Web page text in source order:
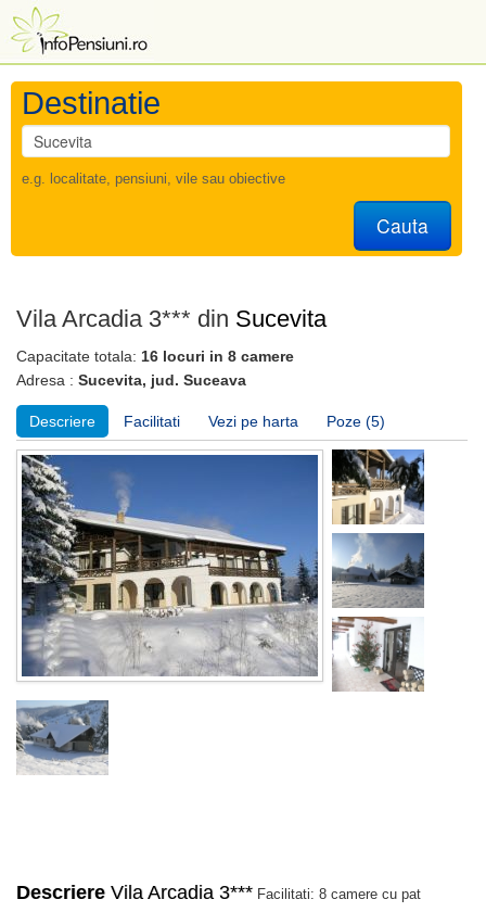
Destinatie
e.g. localitate, pensiuni, vile sau obiective
Cauta
Vila Arcadia 3*** din Sucevita
Capacitate totala: 16 locuri in 8 camere
Adresa : Sucevita, jud. Suceava
Descriere Facilitati Vezi pe harta Poze (5)
Descriere Vila Arcadia 3*** Facilitati: 8 camere cu pat